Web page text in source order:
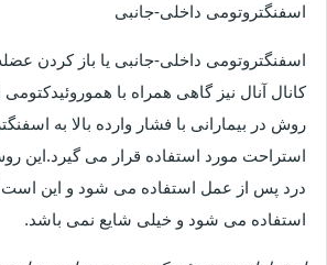
اسفنگتروتومی داخلی-جانبی
اسفنگتروتومی داخلی-جانبی یا باز کردن
کانال آنال نیز گاهی همراه با
روش در بیمارانی با فشار وارده بالا به
استراحت مورد استفاده قرار می گیرد.این
درد پس از عمل استفاده می شود و این است
استفاده می شود و خیلی شایع نمی باشد.